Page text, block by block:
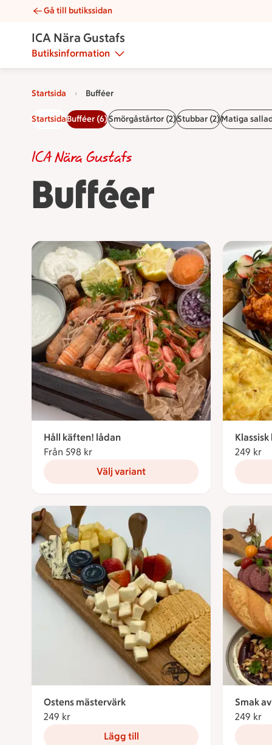
Bufféer | Catering ICA Nära Gustafs
Gå till butikssidan
ICA Nära Gustafs
Butiksinformation
Startsida Bufféer
StartsidaBufféer (6)Smörgåstårtor (2)Stubbar (2)Matiga
Bufféer
ICA Nära Gustafs
Håll käften! lådan
Från 598 kr
Välj variant
249 kr
Ostens mästervärk
249 kr
Lägg till
Smak
249 kr